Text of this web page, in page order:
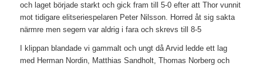
och laget började starkt och gick fram till 5-0 efter att Thor vunnit
mot tidigare elitseriespelaren Peter Nilsson. Horred åt sig sakta
närmre men segern var aldrig i fara och skrevs till 8-5
I klippan blandade vi gammalt och ungt då Arvid ledde ett lag
med Herman Nordin, Matthias Sandholt, Thomas Norberg och